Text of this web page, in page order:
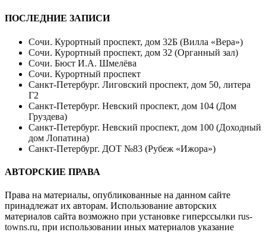
ПОСЛЕДНИЕ ЗАПИСИ
Сочи. Курортный проспект, дом 32Б (Вилла «Вера»)
Сочи. Курортный проспект, дом 32 (Органный зал)
Сочи. Бюст И.А. Шмелёва
Сочи. Курортный проспект
Санкт-Петербург. Лиговский проспект, дом 50, литера
Г2
Санкт-Петербург. Невский проспект, дом 104 (Дом
Груздева)
Санкт-Петербург. Невский проспект, дом 100 (Доходный
дом Лопатина)
Санкт-Петербург. ДОТ №83 (Рубеж «Ижора»)
АВТОРСКИЕ ПРАВА
Права на материалы, опубликованные на данном сайте
принадлежат их авторам. Использование авторских
материалов сайта возможно при установке гиперссылки rus-
towns.ru, при использовании иных материалов указание